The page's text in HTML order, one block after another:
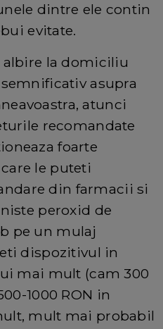
dintre ele contin
evitate.
albire la domiciliu
asupra
atunci
recomandate
foarte
le puteti
din farmacii si
peroxid de
pe un mulaj
dispozitivul in
mai mult (cam 300
1000 RON in
mult mai probabil